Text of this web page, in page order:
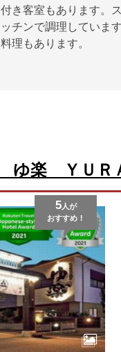
き客室もあります。
チンで調理していま
理もあります。
ゆ楽 ＹＵＲ
5人が
おすすめ！